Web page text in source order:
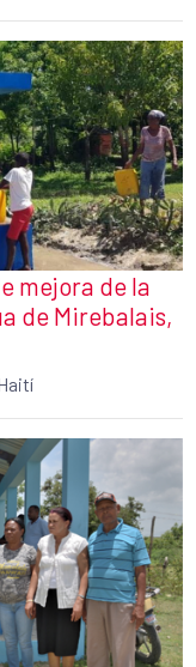
mejora de la
de Mirebalais,